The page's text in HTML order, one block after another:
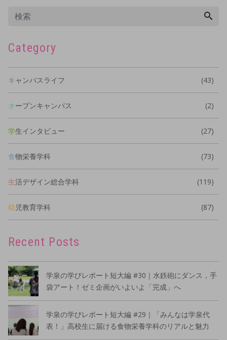
Category
キャンパスライフ (43)
オープンキャンパス (2)
学生インタビュー (27)
食物栄養学科 (73)
生活デザイン総合学科 (119)
幼児教育学科 (87)
Recent Posts
学泉の学びレポート短大編 #30｜水鉄砲にダンス，手
袋アート！ゼミ企画がいよいよ「完成」へ
学泉の学びレポート短大編 #29｜「みんなは学泉代
表！」高校生に届ける食物栄養学科のリアルと魅力